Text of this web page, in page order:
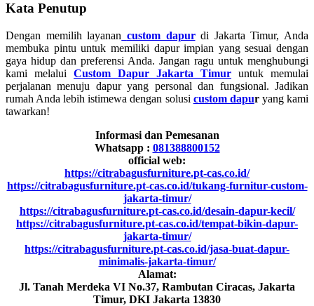
Kata Penutup
Dengan memilih layanan custom dapurdi Jakarta Timur, Anda
membuka pintu untuk memiliki dapur impian yang sesuai dengan
gaya hidup dan preferensi Anda. Jangan ragu untuk menghubungi
kami melalui Custom Dapur Jakarta Timur untuk memulai
perjalanan menuju dapur yang personal dan fungsional. Jadikan
rumah Anda lebih istimewa dengan solusi custom dapuryang kami
tawarkan!
Informasi dan Pemesanan
Whatsapp : 081388800152
official web:
https://citrabagusfurniture.pt-cas.co.id/
https://citrabagusfurniture.pt-cas.co.id/tukang-furnitur-custom-
jakarta-timur/
https://citrabagusfurniture.pt-cas.co.id/desain-dapur-kecil/
https://citrabagusfurniture.pt-cas.co.id/tempat-bikin-dapur-
jakarta-timur/
https://citrabagusfurniture.pt-cas.co.id/jasa-buat-dapur-
minimalis-jakarta-timur/
Alamat:
Jl. Tanah Merdeka VI No.37, Rambutan Ciracas, Jakarta
Timur, DKI Jakarta 13830